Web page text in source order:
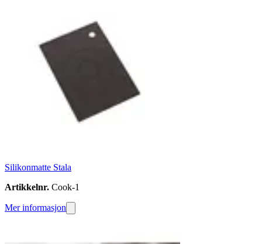
Silikonmatte Stala
Artikkelnr. Cook-1
Mer informasjon